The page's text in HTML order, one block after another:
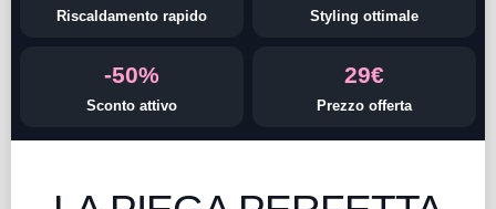
Riscaldamento rapido Styling ottimale
-50%
Sconto attivo
29€
Prezzo offerta